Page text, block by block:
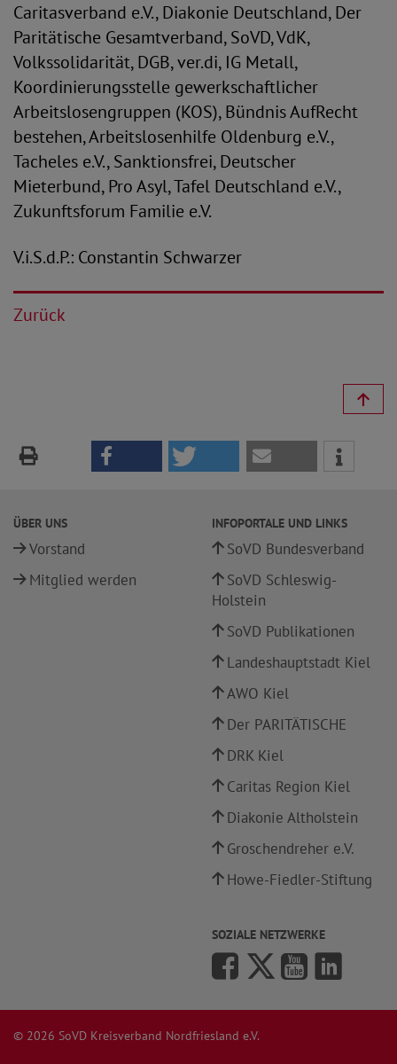
Caritasverband e.V., Diakonie Deutschland, Der
Paritätische Gesamtverband, SoVD, VdK,
Volkssolidarität, DGB, ver.di, IG Metall,
Koordinierungsstelle gewerkschaftlicher
Arbeitslosengruppen (KOS), Bündnis AufRecht
bestehen, Arbeitslosenhilfe Oldenburg e.V.,
Tacheles e.V., Sanktionsfrei, Deutscher
Mieterbund, Pro Asyl, Tafel Deutschland e.V.,
Zukunftsforum Familie e.V.
V.i.S.d.P.: Constantin Schwarzer
Zurück
ÜBER UNS
Vorstand
Mitglied werden
INFOPORTALE UND LINKS
SoVD Bundesverband
SoVD Schleswig-
Holstein
SoVD Publikationen
Landeshauptstadt Kiel
AWO Kiel
Der PARITÄTISCHE
DRK Kiel
Caritas Region Kiel
Diakonie Altholstein
Groschendreher e.V.
Howe-Fiedler-Stiftung
SOZIALE NETZWERKE
© 2026 SoVD Kreisverband Nordfriesland e.V.